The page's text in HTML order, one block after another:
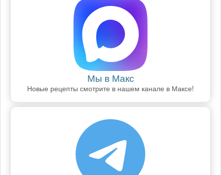
Мы в Макс
Новые рецепты смотрите в нашем канале в Максе!